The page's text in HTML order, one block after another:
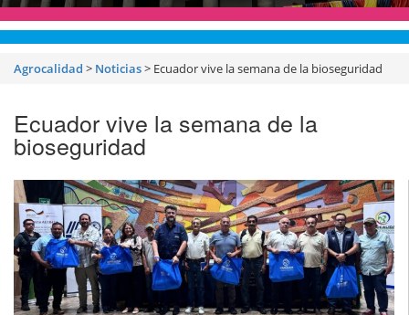
Agrocalidad > Noticias> Ecuador vive la semana de la bioseguridad
Ecuador vive la semana de la
bioseguridad